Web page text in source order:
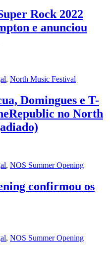
Rock 2022
e anunciou
, North Music Festival
Domingues e T-
no North
, NOS Summer Opening
confirmou os
, NOS Summer Opening